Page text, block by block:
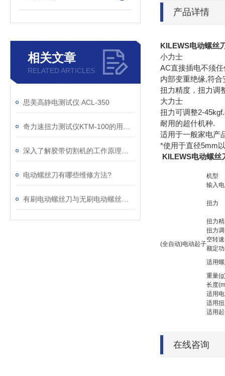
相关文章
RELATED ARTICLES
思美高静电测试仪 ACL-350
电动螺丝刀有哪些维修方法?
产品详情
KILEWS电动螺丝
小力士
AC直接插电不须
内部变重绝缘,符
扭力精度，扭力调
大力士
扭力可调整2-
耐用的超什机种.
适用于一般家电产
*使用于直径5mm
KILEWS电动螺丝
(全自动)电动起子
机型
输入
扭力
扭力
扭力
空转
额定
适用
重量
长度
适用
适用
适用
在线咨询